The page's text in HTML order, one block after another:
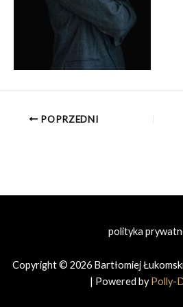
POPRZEDNI
polityka
Copyright © 2026 Bartłomiej
| Powered by Polly-